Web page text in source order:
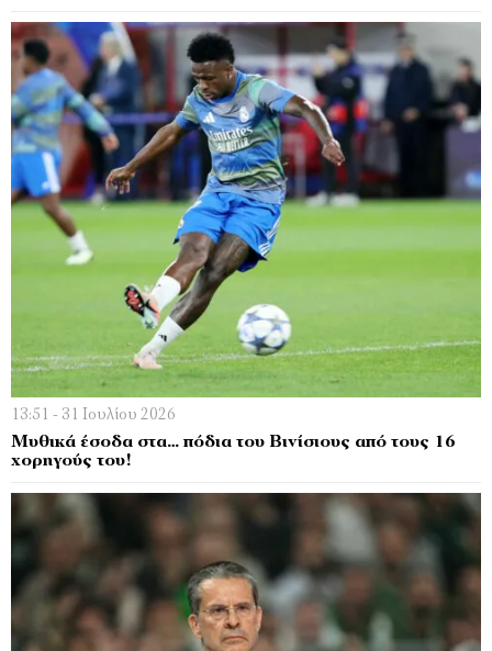
13:51 - 31 Ιουλίου 2026
Μυθικά έσοδα στα… πόδια του Βινίσιους από τους 16
χορηγούς του!